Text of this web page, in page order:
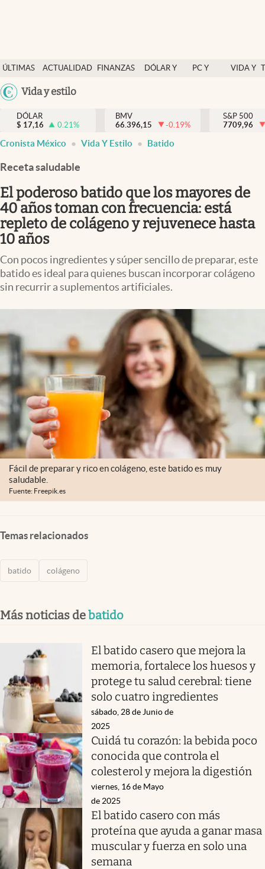
ÚLTIMAS
NOTICIAS
ACTUALIDAD
FINANZAS
DÓLAR Y
PC Y
VIDA Y
México
Vida y estilo
Actualidad
Finanzas y economía
Dólar y mercados
Pc y celular
Vida y estilo
Clima
abre en nueva pestaña
México
DÓLAR
$ 17,16 0.21%
BMV
66.396,15
-0.19%
S&P 500
7709,96
Cronista México Vida Y Estilo Batido
Receta saludable
El poderoso batido que los mayores de
40 años toman con frecuencia: está
repleto de colágeno y rejuvenece hasta
10 años
Con pocos ingredientes y súper sencillo de preparar, este
batido es ideal para quienes buscan incorporar colágeno
sin recurrir a suplementos artificiales.
Fácil de preparar y rico en colágeno, este batido es muy
saludable.
Fuente: Freepik.es
Temas relacionados
batido colágeno
Más noticias debatido
El batido casero que mejora la
memoria, fortalece los huesos y
protege tu salud cerebral: tiene
solo cuatro ingredientes
sábado, 28 de Junio de
2025
Cuidá tu corazón: la bebida poco
conocida que controla el
colesterol y mejora la digestión
viernes, 16 de Mayo
de 2025
El batido casero con más
proteína que ayuda a ganar masa
muscular y fuerza en solo una
semana